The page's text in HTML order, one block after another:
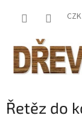
CZK
Řetěz do